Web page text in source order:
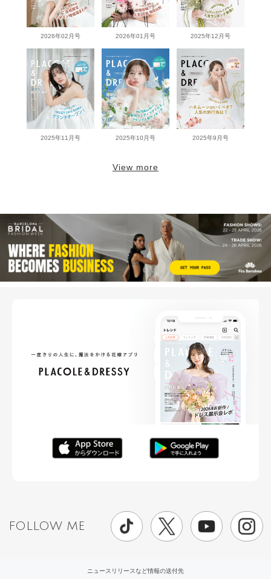
2026年02月号 2026年01月号 2025年12月号
2025年11月号 2025年10月号 2025年9月号
View more
FOLLOW ME
ニュースリリースなど情報の送付先